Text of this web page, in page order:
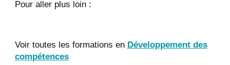
Pour aller plus loin :
Voir toutes les formations en Développement des
compétences